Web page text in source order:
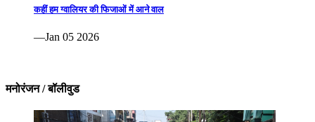
कहीं हम ग्वालियर की फिजाओं में आने वाल
—Jan 05 2026
मनोरंजन / बॉलीवुड